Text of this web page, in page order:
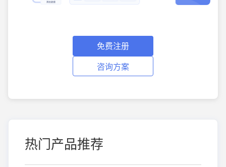
免费注册
咨询方案
热门产品推荐